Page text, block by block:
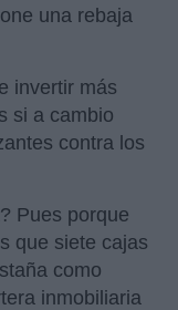
una rebaja
invertir más
si a cambio
contra los
Pues porque
que siete cajas
como
inmobiliaria